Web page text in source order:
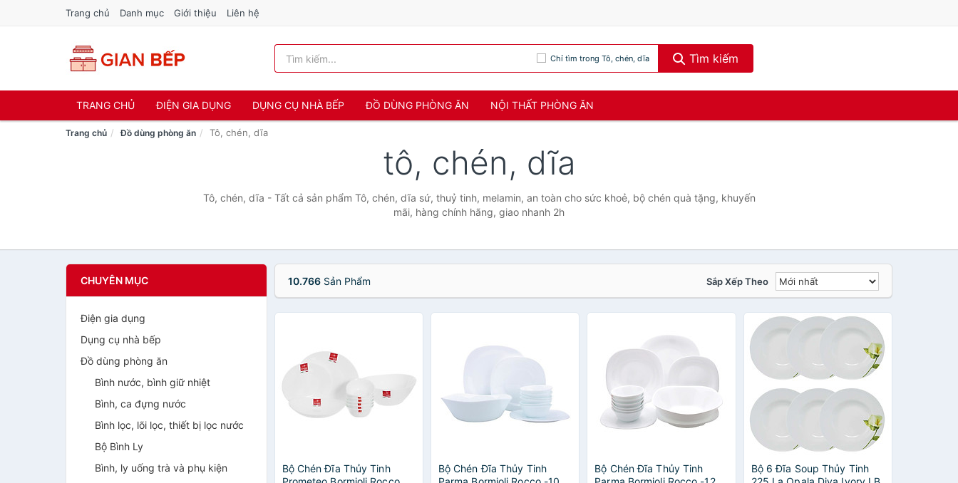
Trang chủ Danh mục Giới thiệu Liên hệ
Chỉ tìm trong Tô, chén, dĩa Tìm kiếm
TRANG CHỦ ĐIỆN GIA DỤNG DỤNG CỤ NHÀ BẾP ĐỒ DÙNG PHÒNG ĂN NỘI THẤT PHÒNG ĂN
Trang chủ Đồ dùng phòng ăn Tô, chén, dĩa
tô, chén, dĩa
Tô, chén, dĩa - Tất cả sản phẩm Tô, chén, dĩa sứ, thuỷ tinh, melamin, an toàn cho sức khoẻ, bộ chén quà tặng, khuyến
mãi, hàng chính hãng, giao nhanh 2h
CHUYÊN MỤC
Điện gia dụng
Dụng cụ nhà bếp
Đồ dùng phòng ăn
Bình nước, bình giữ nhiệt
Bình, ca đựng nước
Bình lọc, lõi lọc, thiết bị lọc nước
Bộ Bình Ly
Bình, ly uống trà và phụ kiện
10.766Sản Phẩm Sắp Xếp Theo
Bộ Chén Đĩa Thủy Tinh
Bộ Chén Đĩa Thủy Tinh
Bộ Chén Đĩa Thủy Tinh
Bộ 6 Đĩa Soup Thủy Tinh